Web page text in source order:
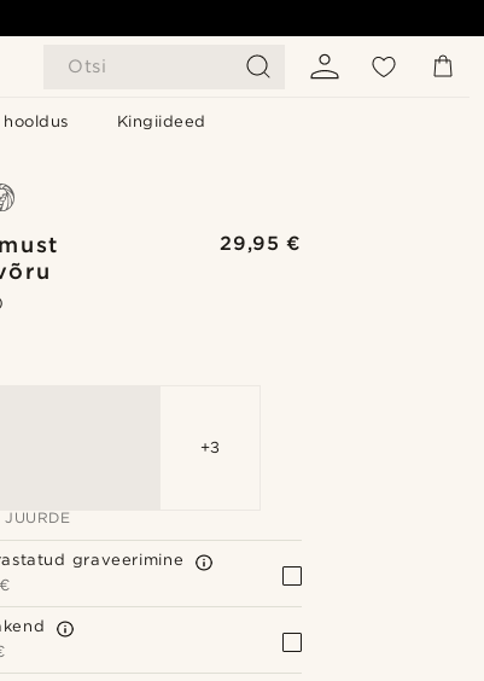
Otsi
hooldus Kingiideed
29,95 €
+3
graveerimine